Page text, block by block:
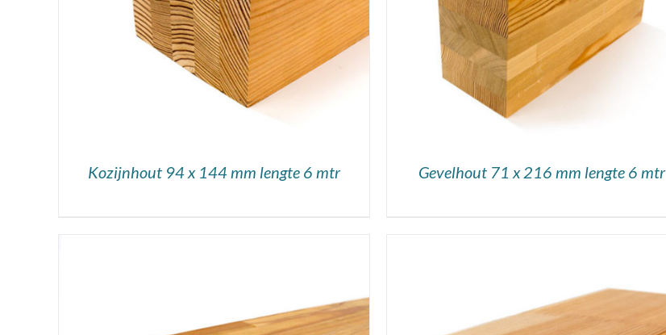
Kozijnhout 94 x 144 mm lengte 6 mtr Gevelhout 71 x 216 mm lengte 6 mtr